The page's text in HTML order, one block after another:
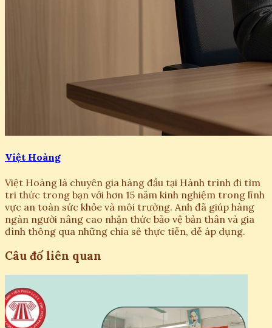
Việt Hoàng
Việt Hoàng là chuyên gia hàng đầu tại Hành trình đi tìm
tri thức trong bạn với hơn 15 năm kinh nghiệm trong lĩnh
vực an toàn sức khỏe và môi trường. Anh đã giúp hàng
ngàn người nâng cao nhận thức bảo vệ bản thân và gia
đình thông qua những chia sẻ thực tiễn, dễ áp dụng.
Câu đố liên quan